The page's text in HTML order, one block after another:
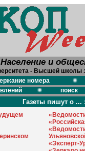
Население и
- Высшей школы
номера
поиск
Газеты пишут о ...
«Эксперт-